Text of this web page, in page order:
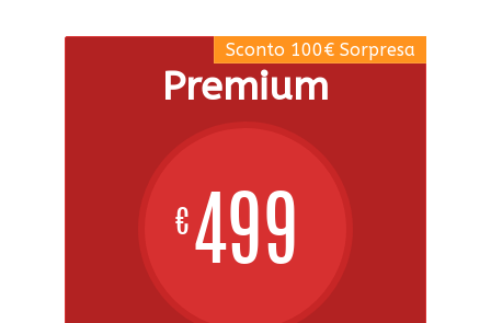
Sconto 100€ Sorpresa
Premium
€499